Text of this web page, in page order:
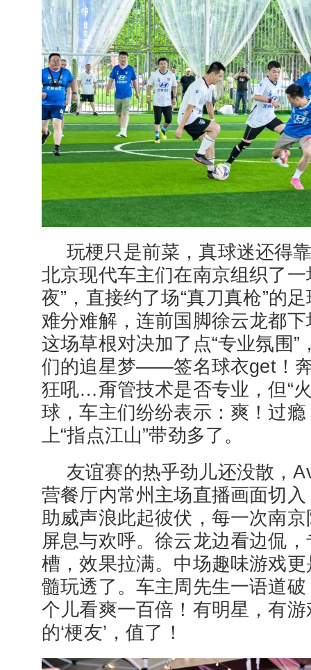
玩梗只是前菜，真球迷还得
北京现代车主们在南京组织了
夜”，直接约了场“真刀真枪”的
难分难解，连前国脚徐云龙都
这场草根对决加了点“专业氛围”
们的追星梦——签名球衣get！
狂吼…甭管技术是否专业，但“
球，车主们纷纷表示：爽！过
上“指点江山”带劲多了。
友谊赛的热乎劲儿还没散，
营餐厅内常州主场直播画面切入
助威声浪此起彼伏，每一次南
屏息与欢呼。徐云龙边看边侃
槽，效果拉满。中场趣味游戏更
髓玩透了。车主周先生一语道
个儿看爽一百倍！有明星，有
的‘梗友’，值了！